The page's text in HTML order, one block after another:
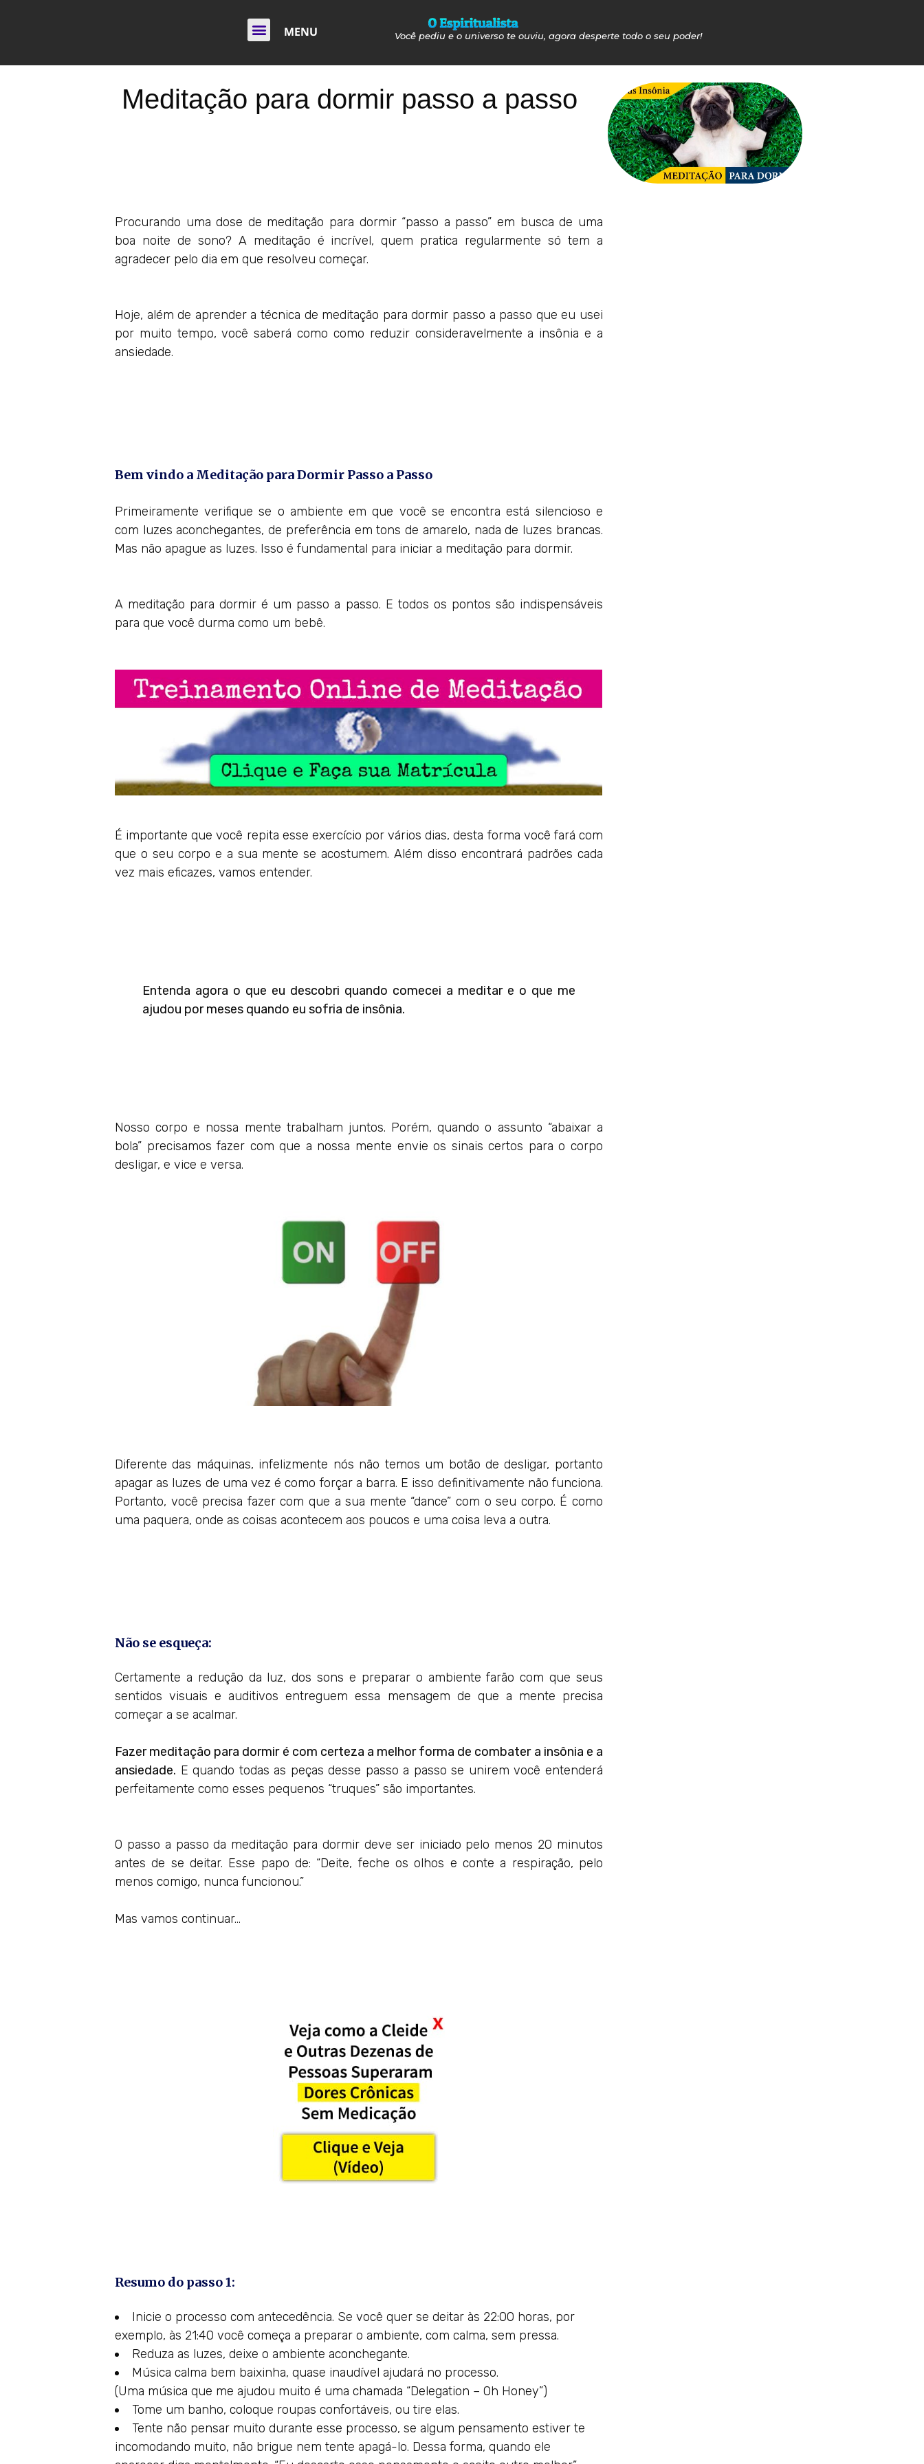
MENU Você pediu e o universo te ouviu, agora desperte todo o seu poder!
Meditação para dormir passo a passo
Procurando uma dose de meditação para dormir “passo a passo” em busca de uma
boa noite de sono? A meditação é incrível, quem pratica regularmente só tem a
agradecer pelo dia em que resolveu começar.
Hoje, além de aprender a técnica de meditação para dormir passo a passo que eu usei
por muito tempo, você saberá como como reduzir consideravelmente a insônia e a
ansiedade.
Bem vindo a Meditação para Dormir Passo a Passo
Primeiramente verifique se o ambiente em que você se encontra está silencioso e
com luzes aconchegantes, de preferência em tons de amarelo, nada de luzes brancas.
Mas não apague as luzes. Isso é fundamental para iniciar a meditação para dormir.
A meditação para dormir é um passo a passo. E todos os pontos são indispensáveis
para que você durma como um bebê.
É importante que você repita esse exercício por vários dias, desta forma você fará com
que o seu corpo e a sua mente se acostumem. Além disso encontrará padrões cada
vez mais eficazes, vamos entender.
Entenda agora o que eu descobri quando comecei a meditar e o que me
ajudou por meses quando eu sofria de insônia.
Nosso corpo e nossa mente trabalham juntos. Porém, quando o assunto “abaixar a
bola” precisamos fazer com que a nossa mente envie os sinais certos para o corpo
desligar, e vice e versa.
Diferente das máquinas, infelizmente nós não temos um botão de desligar, portanto
apagar as luzes de uma vez é como forçar a barra. E isso definitivamente não funciona.
Portanto, você precisa fazer com que a sua mente “dance” com o seu corpo. É como
uma paquera, onde as coisas acontecem aos poucos e uma coisa leva a outra.
Não se esqueça:
Certamente a redução da luz, dos sons e preparar o ambiente farão com que seus
sentidos visuais e auditivos entreguem essa mensagem de que a mente precisa
começar a se acalmar.
Fazer meditação para dormir é com certeza a melhor forma de combater a insônia e a
ansiedade. E quando todas as peças desse passo a passo se unirem você entenderá
perfeitamente como esses pequenos “truques” são importantes.
O passo a passo da meditação para dormir deve ser iniciado pelo menos 20 minutos
antes de se deitar. Esse papo de: “Deite, feche os olhos e conte a respiração, pelo
menos comigo, nunca funcionou.”
Mas vamos continuar…
Resumo do passo 1:
Inicie o processo com antecedência. Se você quer se deitar às 22:00 horas, por
exemplo, às 21:40 você começa a preparar o ambiente, com calma, sem pressa.
Reduza as luzes, deixe o ambiente aconchegante.
Música calma bem baixinha, quase inaudível ajudará no processo.
(Uma música que me ajudou muito é uma chamada “Delegation – Oh Honey”)
Tome um banho, coloque roupas confortáveis, ou tire elas.
Tente não pensar muito durante esse processo, se algum pensamento estiver te
incomodando muito, não brigue nem tente apagá-lo. Dessa forma, quando ele